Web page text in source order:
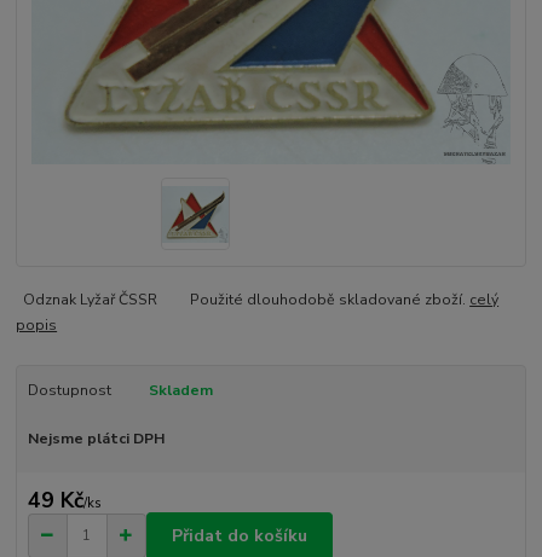
Odznak Lyžař ČSSR Použité dlouhodobě skladované zboží. celý
popis
Dostupnost Skladem
Nejsme plátci DPH
49 Kč/ks
Přidat do košíku